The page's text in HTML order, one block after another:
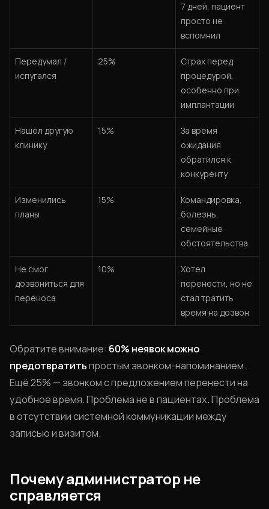
7 дней, пациент
просто не
вспомнил
Передумал /
испугался
25%
Страх перед
процедурой,
особенно при
имплантации
Нашёл другую
клинику
15%
За время
ожидания
обратился к
конкуренту
Изменились
планы
15%
Командировка,
болезнь,
семейные
обстоятельства
Не смог
дозвониться для
переноса
10%
Хотел
перенести, но не
стал тратить
время на дозвон
Обратите внимание: 60% неявок можно
предотвратитьпростым звонком-напоминанием.
Ещё 25% — звонком с предложением перенести на
удобное время. Проблема не в пациентах. Проблема
в отсутствии системной коммуникации между
записью и визитом.
Почему администратор не
справляется